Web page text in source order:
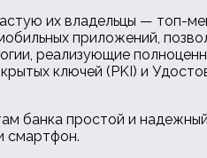
их владельцы — топ-
приложений,
реализующие
ключей (PKI) и
банка простой и
смартфон.